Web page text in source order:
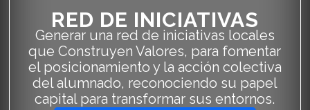
RED DE INICIATIVAS
Generar una red de iniciativas locales
que Construyen Valores, para fomentar
el posicionamiento y la acción colectiva
del alumnado, reconociendo su papel
capital para transformar sus entornos.